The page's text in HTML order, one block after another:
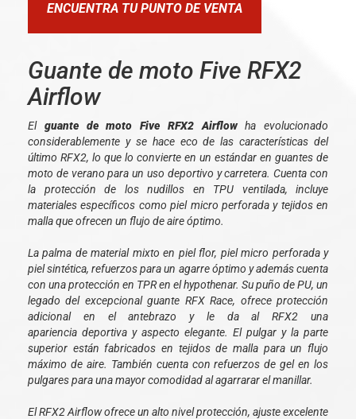
ENCUENTRA TU PUNTO DE VENTA
Guante de moto Five RFX2
Airflow
El guante de moto Five RFX2 Airflowha evolucionado
considerablemente y se hace eco de las características del
último RFX2, lo que lo convierte en un estándar en guantes de
moto de verano para un uso deportivo y carretera. Cuenta con
la protección de los nudillos en TPU ventilada, incluye
materiales específicos como piel micro perforada y tejidos en
malla que ofrecen un flujo de aire óptimo.
La palma de material mixto en piel flor, piel micro perforada y
piel sintética, refuerzos para un agarre óptimo y además cuenta
con una protección en TPR en el hypothenar. Su puño de PU, un
legado del excepcional guante RFX Race, ofrece protección
adicional en el antebrazo y le da al RFX2 una
apariencia deportiva y aspecto elegante. El pulgar y la parte
superior están fabricados en tejidos de malla para un flujo
máximo de aire. También cuenta con refuerzos de gel en los
pulgares para una mayor comodidad al agarrarar el manillar.
El RFX2 Airflow ofrece un alto nivel protección, ajuste excelente